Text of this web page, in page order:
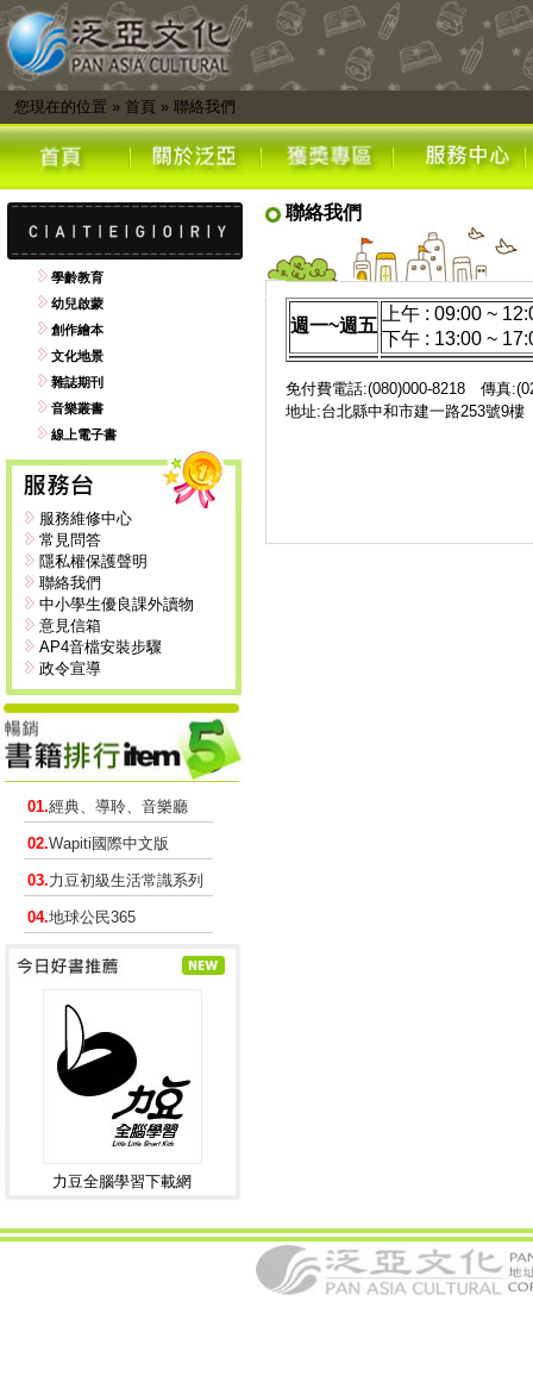
您現在的位置 » 首頁 » 聯絡我們
學齡教育
幼兒啟蒙
創作繪本
文化地景
雜誌期刊
音樂叢書
線上電子書
服務維修中心
常見問答
隱私權保護聲明
聯絡我們
中小學生優良課外讀物
意見信箱
AP4音檔安裝步驟
政令宣導
01.經典、導聆、音樂廳
02.Wapiti國際中文版
03.力豆初級生活常識系列
04.地球公民365
力豆全腦學習下載網
聯絡我們
週一~週五
上午 : 09:00 ~
下午 : 13:00 ~
免付費電話:(080)000-8218 傳真
地址:台北縣中和市建一路253號9